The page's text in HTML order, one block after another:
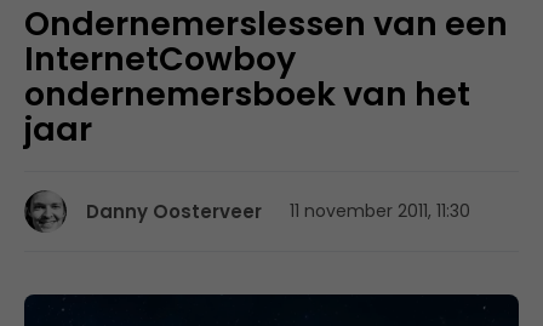
Ondernemerslessen van een
InternetCowboy
ondernemersboek van het
jaar
Danny Oosterveer 11 november 2011, 11:30